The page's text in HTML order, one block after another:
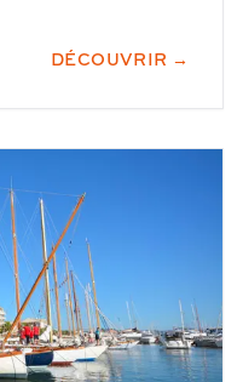
DÉCOUVRIR →